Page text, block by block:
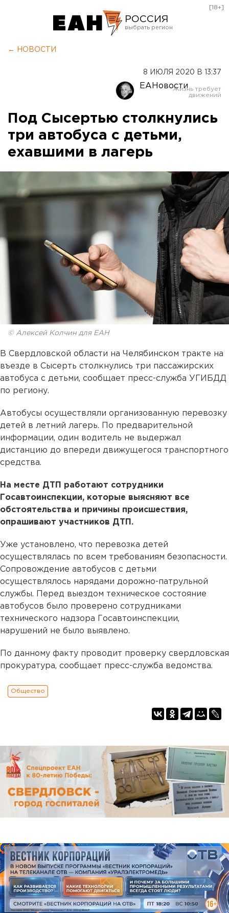
РОССИЯ
Оренбург
[18+]
← НОВОСТИ
8 ИЮЛЯ 2020 В 13:37
ЕАНовости
Под Сысертью столкнулись
три автобуса с детьми,
ехавшими в лагерь
© Алексей Колчин для ЕАН
В Свердловской области на Челябинском тракте на
въезде в Сысерть столкнулись три пассажирских
автобуса с детьми, сообщает пресс-служба УГИБДД
по региону.
Автобусы осуществляли организованную перевозку
детей в летний лагерь. По предварительной
информации, один водитель не выдержал
дистанцию до впереди движущегося транспортного
средства.
На месте ДТП работают сотрудники
Госавтоинспекции, которые выясняют все
обстоятельства и причины происшествия,
опрашивают участников ДТП.
Уже установлено, что перевозка детей
осуществлялась по всем требованиям безопасности.
Сопровождение автобусов с детьми
осуществлялось нарядами дорожно-патрульной
службы. Перед выездом техническое состояние
автобусов было проверено сотрудниками
технического надзора Госавтоинспекции,
нарушений не было выявлено.
По данному факту проводит проверку свердловская
прокуратура, сообщает пресс-служба ведомства.
Общество